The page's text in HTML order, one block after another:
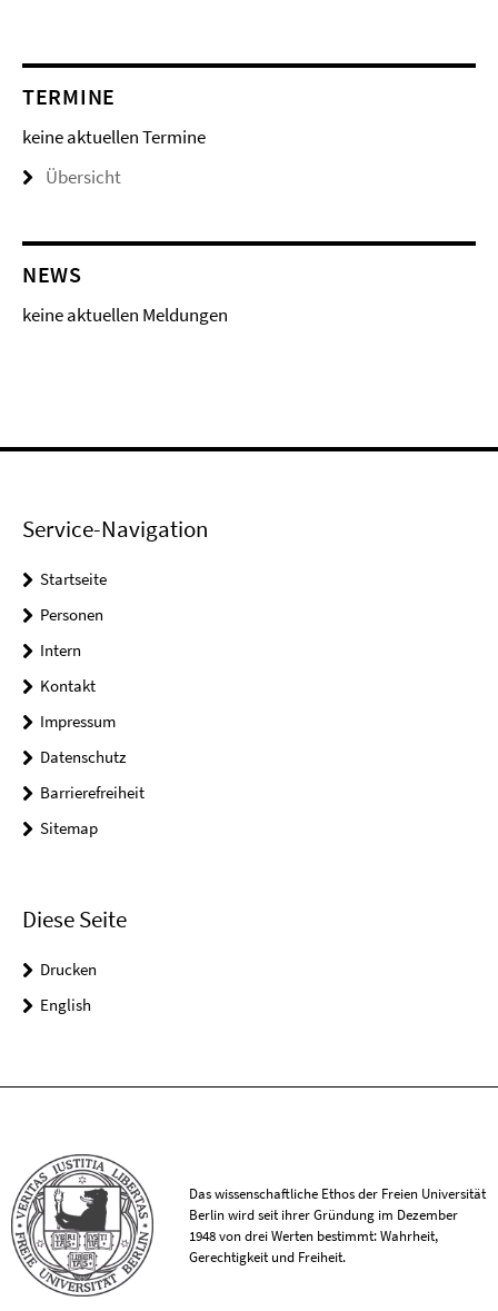
TERMINE
keine aktuellen Termine
Übersicht
NEWS
keine aktuellen Meldungen
Service-Navigation
Startseite
Personen
Intern
Kontakt
Impressum
Datenschutz
Barrierefreiheit
Sitemap
Diese Seite
Drucken
English
Das wissenschaftliche Ethos der Freien Universität
Berlin wird seit ihrer Gründung im Dezember
1948 von drei Werten bestimmt: Wahrheit,
Gerechtigkeit und Freiheit.